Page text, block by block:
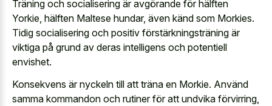
Träning och socialisering är avgörande för hälften
Yorkie, hälften Maltese hundar, även känd som Morkies.
Tidig socialisering och positiv förstärkningsträning är
viktiga på grund av deras intelligens och potentiell
envishet.
Konsekvens är nyckeln till att träna en Morkie. Använd
samma kommandon och rutiner för att undvika förvirring,